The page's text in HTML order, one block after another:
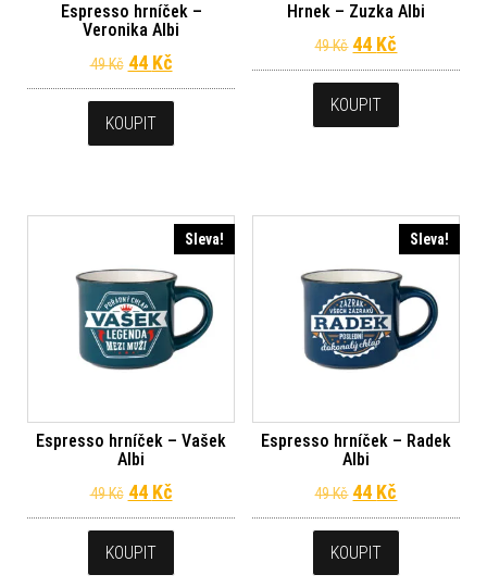
Espresso hrníček –
Veronika Albi
49Kč Původní cena byla: 49 Kč.
44 KčAktuální cena je: 44 Kč.
KOUPIT
Hrnek – Zuzka Albi
49Kč Původní cena
44 Kč
KOUPIT
Sleva!
Espresso hrníček – Vašek
Albi
49Kč Původní cena byla: 49 Kč.
44 KčAktuální cena je: 44 Kč.
KOUPIT
Sleva!
Espresso hrníček – Radek
Albi
49Kč Původní cena
44 Kč
KOUPIT